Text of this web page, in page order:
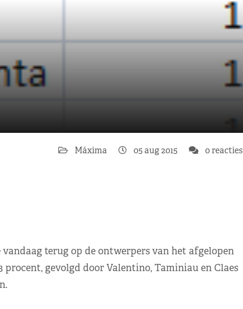
Máxima 05 aug 2015 0 reacties
terug op de ontwerpers van het afgelopen
gevolgd door Valentino, Taminiau en Claes